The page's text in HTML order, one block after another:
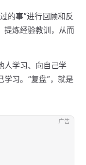
的事”进行回顾和反
提炼经验教训，从而
人学习、向自己学
习。“复盘”，就是
广告